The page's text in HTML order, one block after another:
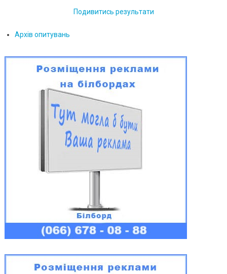
Подивитись результати
Архів опитувань